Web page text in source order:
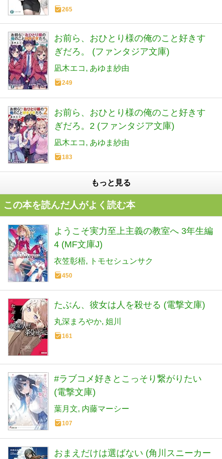
265
お前ら、おひとり様の俺のこと好きす
ぎだろ。 (ファンタジア文庫)
凪木エコ あゆま紗由
249
お前ら、おひとり様の俺のこと好きす
ぎだろ。2 (ファンタジア文庫)
凪木エコ あゆま紗由
183
もっと見る
この本を読んだ人がよく読む本
ようこそ実力至上主義の教室へ 3年生編
4 (MF文庫J)
衣笠彰梧 トモセシュンサク
450
たぶん、彼女は人を殺せる (電撃文庫)
丸深まろやか 姐川
161
#ラブコメ好きとこっそり繋がりたい
(電撃文庫)
葉月文 内藤マーシー
107
おまえだけは選ばない (角川スニーカー